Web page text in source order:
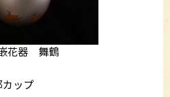
花器 舞鶴
ップ